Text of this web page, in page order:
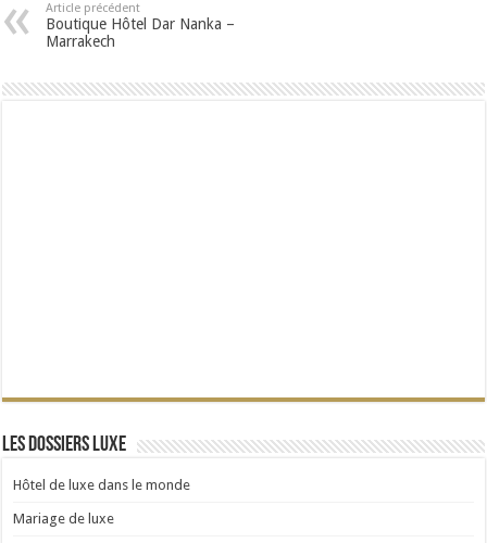
Article précédent
Boutique Hôtel Dar Nanka –
Marrakech
Les dossiers Luxe
Hôtel de luxe dans le monde
Mariage de luxe